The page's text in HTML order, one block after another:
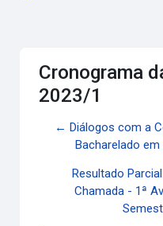
Cronograma
2023/1
← Diálogos com a
Bacharelado
Resultado
Chamada - 1ª